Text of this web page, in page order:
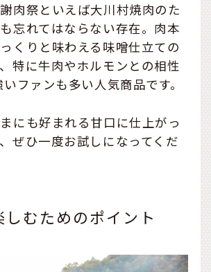
肉祭といえば大川村焼肉のた
忘れてはならない存在。肉本
くりと味わえる味噌仕立ての
特に牛肉やホルモンとの相性
ファンも多い人気商品です。
にも好まれる甘口に仕上がっ
ぜひ一度お試しになってくだ
むためのポイント